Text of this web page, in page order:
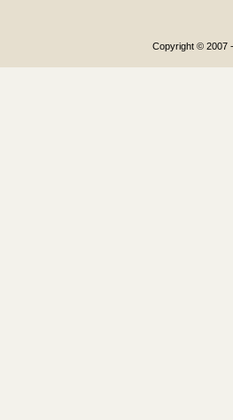
Copyright © 2007